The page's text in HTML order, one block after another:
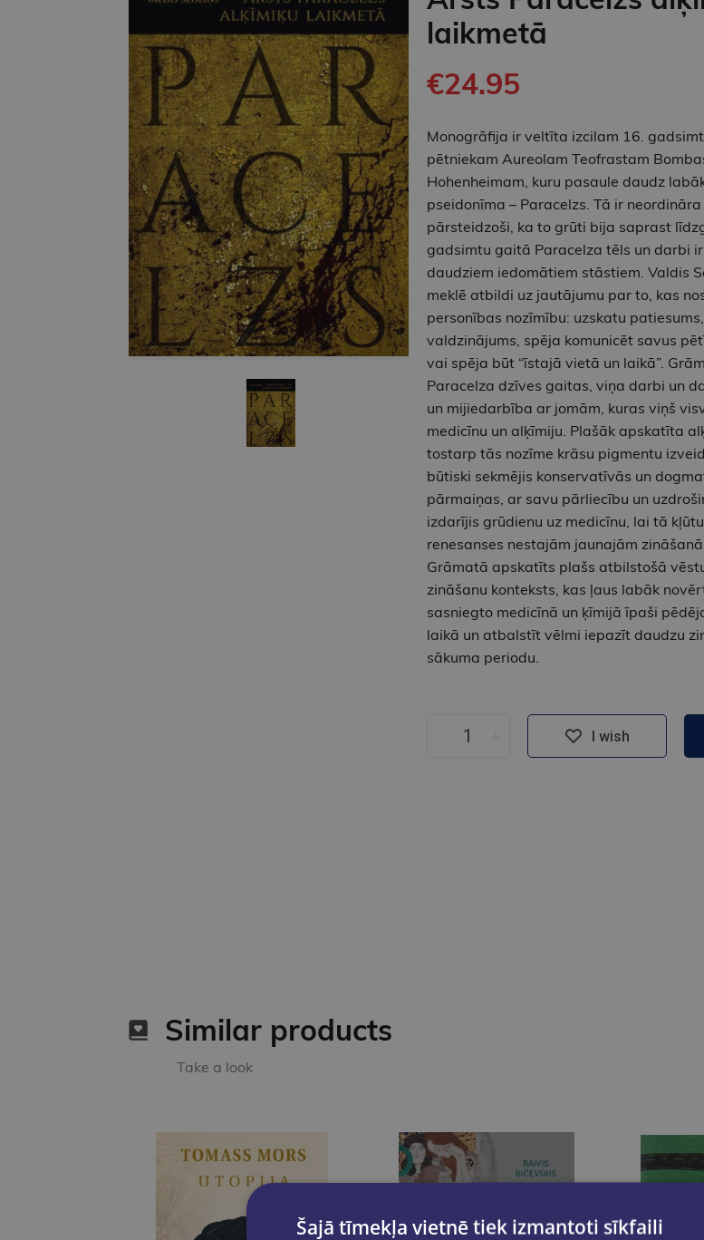
laikmetā
€24.95
Monogrāfija ir veltīta izcilam 16.
pētniekam Aureolam Teofrastam
Hohenheimam, kuru pasaule daudz
pseidonīma – Paracelzs. Tā ir
pārsteidzoši, ka to grūti bija saprast
gadsimtu gaitā Paracelza tēls un darbi
daudziem iedomātiem stāstiem. Valdis
meklē atbildi uz jautājumu par to, kas
personības nozīmību: uzskatu
valdzinājums, spēja komunicēt savus
vai spēja būt “īstajā vietā un laikā”.
Paracelza dzīves gaitas, viņa darbi un
un mijiedarbība ar jomām, kuras viņš
medicīnu un alķīmiju. Plašāk apskatīta
tostarp tās nozīme krāsu pigmentu
būtiski sekmējis konservatīvās un
pārmaiņas, ar savu pārliecību un
izdarījis grūdienu uz medicīnu, lai tā
renesanses nestajām jaunajām
Grāmatā apskatīts plašs atbilstošā
zināšanu konteksts, kas ļaus labāk
sasniegto medicīnā un ķīmijā īpaši
laikā un atbalstīt vēlmi iepazīt daudzu
sākuma periodu.
I wish
Similar products
Take a look
Šajā tīmekļa vietnē tiek izmantoti sīkfaili